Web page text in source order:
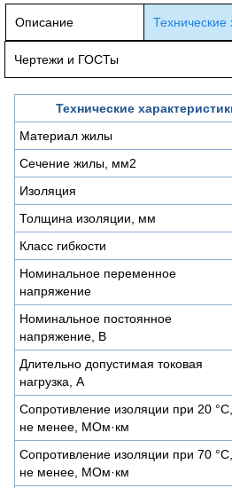
Описание Технические
Чертежи и ГОСТы
Технические
Материал жилы
Сечение жилы, мм2
Изоляция
Толщина изоляции, мм
Класс гибкости
Номинальное переменное
напряжение
Номинальное постоянное
напряжение, В
Длительно допустимая токовая
нагрузка, А
Сопротивление изоляции при 20 °С,
не менее, МОм·км
Сопротивление изоляции при 70 °С,
не менее, МОм·км